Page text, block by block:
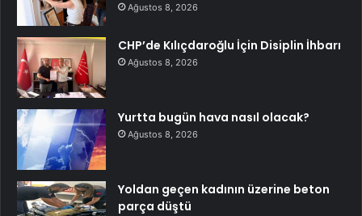
Ağustos 8, 2026
CHP’de Kılıçdaroğlu İçin Disiplin İhbarı
Ağustos 8, 2026
Yurtta bugün hava nasıl olacak?
Ağustos 8, 2026
Yoldan geçen kadının üzerine beton
parça düştü